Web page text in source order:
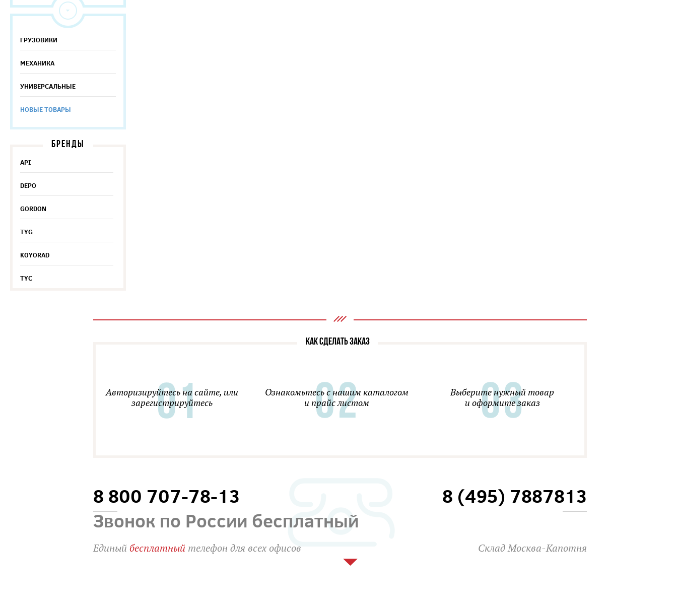
ГРУЗОВИКИ
МЕХАНИКА
УНИВЕРСАЛЬНЫЕ
НОВЫЕ ТОВАРЫ
БРЕНДЫ
API
DEPO
GORDON
TYG
KOYORAD
TYC
КАК СДЕЛАТЬ ЗАКАЗ
Авторизируйтесь на сайте, или
зарегистрируйтесь
Ознакомьтесь с нашим каталогом
и прайс листом
Выберите нужный товар
и оформите заказ
8 800 707-78-13
Звонок по России бесплатный
8 (495) 7887813
Единыйбесплатный телефон для всех офисов Склад Москва-Капотня